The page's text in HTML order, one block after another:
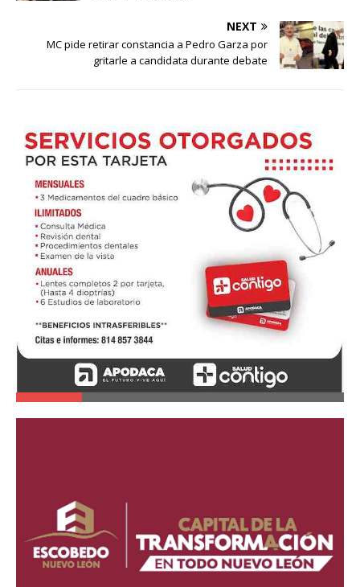
NEXT
MC pide retirar constancia a Pedro Garza por
gritarle a candidata durante debate